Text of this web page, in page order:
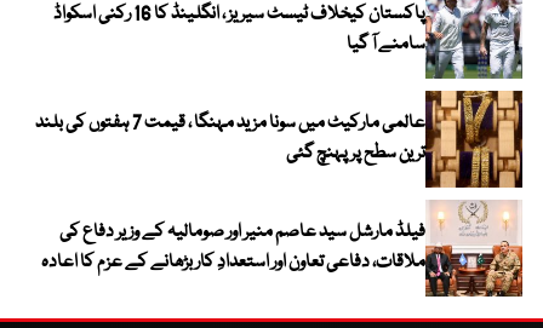
پاکستان کیخلاف ٹیسٹ سیریز ، انگلینڈ کا 16 رکنی اسکواڈ
سامنے آ گیا
عالمی مارکیٹ میں سونا مزید مہنگا ، قیمت 7 ہفتوں کی بلند
ترین سطح پر پہنچ گئی
فیلڈ مارشل سید عاصم منیر اور صومالیہ کے وزیر دفاع کی
ملاقات، دفاعی تعاون اور استعدادِ کار بڑھانے کے عزم کا اعادہ